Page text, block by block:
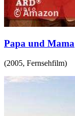
Papa und Mama
(2005, Fernsehfilm)